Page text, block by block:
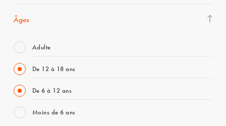
Âges
Adulte
De 12 à 18 ans
De 6 à 12 ans
Moins de 6 ans